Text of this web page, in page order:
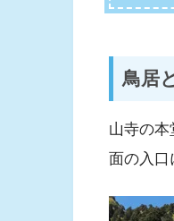
鳥居
山寺の
面の入口